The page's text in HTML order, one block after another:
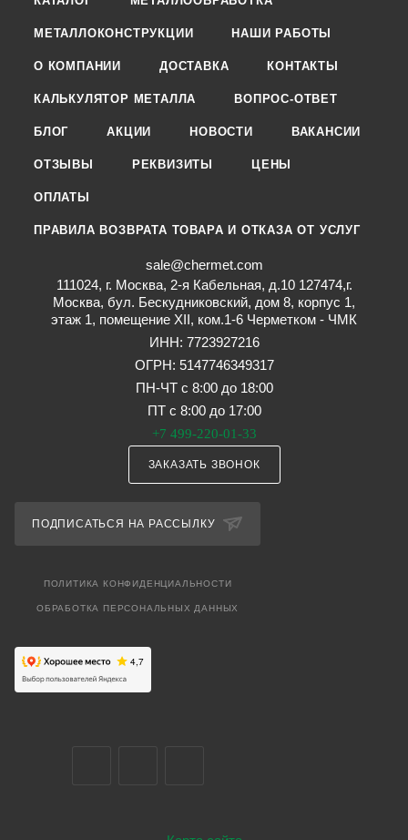
МЕТАЛЛОКОНСТРУКЦИИ НАШИ РАБОТЫ
О КОМПАНИИ ДОСТАВКА КОНТАКТЫ
КАЛЬКУЛЯТОР МЕТАЛЛА ВОПРОС-ОТВЕТ
БЛОГ АКЦИИ НОВОСТИ ВАКАНСИИ
ОТЗЫВЫ РЕКВИЗИТЫ ЦЕНЫ
ОПЛАТЫ
ПРАВИЛА ВОЗВРАТА ТОВАРА И ОТКАЗА ОТ УСЛУГ
sale@chermet.com
111024, г. Москва, 2-я Кабельная, д.10 127474,г.
Москва, бул. Бескудниковский, дом 8, корпус 1,
этаж 1, помещение XII, ком.1-6 Черметком - ЧМК
ИНН: 7723927216
ОГРН: 5147746349317
ПН-ЧТ с 8:00 до 18:00
ПТ с 8:00 до 17:00
+7 499-220-01-33
ЗАКАЗАТЬ ЗВОНОК
ПОДПИСАТЬСЯ НА РАССЫЛКУ
ПОЛИТИКА КОНФИДЕНЦИАЛЬНОСТИ
ОБРАБОТКА ПЕРСОНАЛЬНЫХ ДАННЫХ